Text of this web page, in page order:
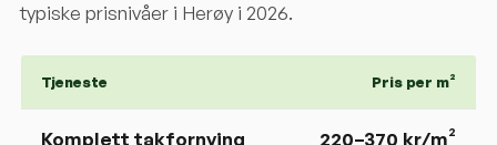
typiske prisnivåer i Herøy i 2026.
Tjeneste Pris per m²
Komplett takfornying 220–370 kr/m²